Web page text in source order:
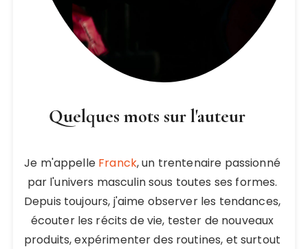
Quelques mots sur l'auteur
Je m'appelle Franck, un trentenaire passionné
par l'univers masculin sous toutes ses formes.
Depuis toujours, j'aime observer les tendances,
écouter les récits de vie, tester de nouveaux
produits, expérimenter des routines, et surtout